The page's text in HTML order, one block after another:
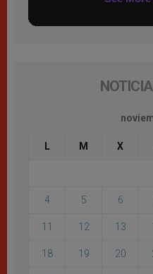
L M X
4 5 6
11 12 13
18 19 20